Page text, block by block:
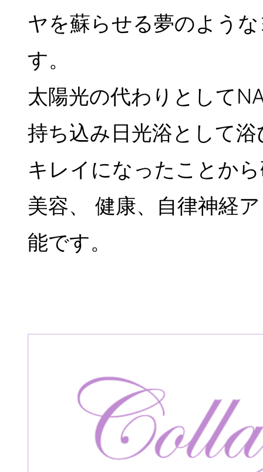
ヤを蘇らせる夢のよう
す。
太陽光の代わりとして
持ち込み日光浴として
キレイになったことか
美容、 健康、自律神経
能です。